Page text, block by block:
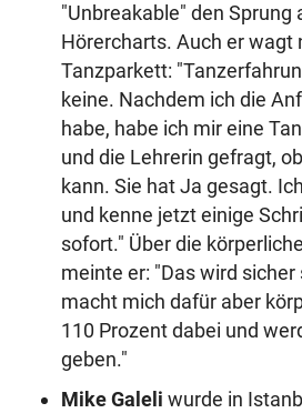
"Unbreakable" den Sprung
Hörercharts. Auch er wagt
Tanzparkett:
keine. Nachdem ich die
habe, habe ich mir eine
und die Lehrerin gefragt,
kann. Sie hat Ja gesagt.
und kenne jetzt einige
sofort." Über die
meinte er: "Das wird
macht mich dafür aber
110 Prozent dabei und
geben."
Mike Galeli wurde in